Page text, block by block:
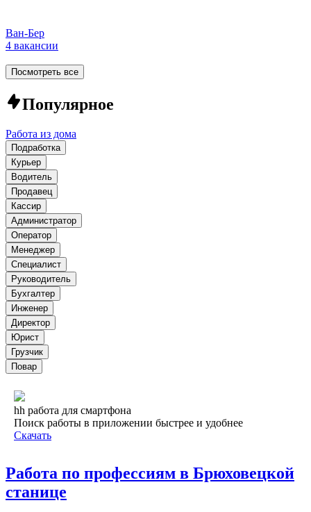
Ван-Бер
4 вакансии
Посмотреть все
Популярное
Работа из дома
Подработка
Курьер
Водитель
Продавец
Кассир
Администратор
Оператор
Менеджер
Специалист
Руководитель
Бухгалтер
Инженер
Директор
Юрист
Грузчик
Повар
hh работа для смартфона
Поиск работы в приложении быстрее и удобнее
Скачать
Работа по профессиям в Брюховецкой
станице